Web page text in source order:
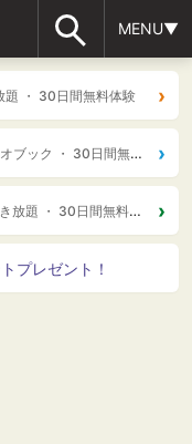
MENU▼
・ 30日間無料体験 ›
ク ・ 30日間無料体験 ›
題 ・ 30日間無料体験 ›
プレゼント！